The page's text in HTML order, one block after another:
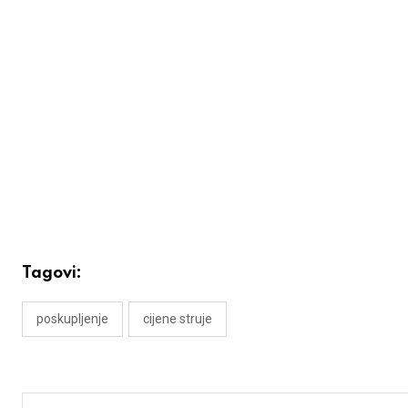
Tagovi:
poskupljenje cijene struje